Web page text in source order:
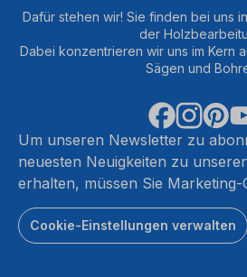
zu,
dieses
Mehr
Informationen
Akzeptieren
powered
by
Dafür stehen wir! Sie finden bei uns
der
Dabei konzentrieren wir uns im Kern
Sägen und
Um unseren Newsletter zu
neuesten Neuigkeiten zu
erhalten, müssen Sie Marketing-
Cookie-Einstellungen verwalten